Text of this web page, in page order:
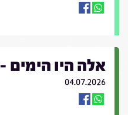
אלה היו הימים - 04.007.26
04.07.2026